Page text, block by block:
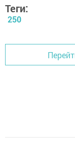
Теги:
250